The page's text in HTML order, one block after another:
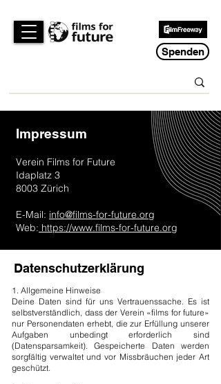
Spenden
Impressum
Verein Films for Future
Idaplatz 3
8003 Zürich
E-Mail: info@films-for-future.org
Web: https://www.films-for-future.org
Datenschutzerklärung
1. Allgemeine Hinweise
Deine Daten sind für uns Vertrauenssache. Es ist
selbstverständlich, dass der Verein «films for future»
nur Personendaten erhebt, die zur Erfüllung unserer
Aufgaben unbedingt erforderlich sind
(Datensparsamkeit). Gespeicherte Daten werden
sorgfältig verwaltet und vor Missbräuchen jeder Art
geschützt.